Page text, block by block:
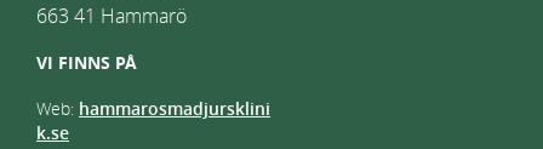
663 41 Hammarö
VI FINNS PÅ
Web: hammarosmadjursklini
k.se